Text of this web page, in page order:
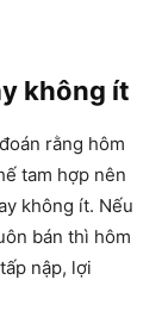
không ít
rằng hôm
tam hợp nên
không ít. Nếu
bán thì hôm
nập, lợi